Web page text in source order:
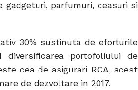
gadgeturi, parfumuri, ceasuri si
30% sustinuta de eforturile
portofoliului de
cea de asigurari RCA, acest
de dezvoltare in 2017.